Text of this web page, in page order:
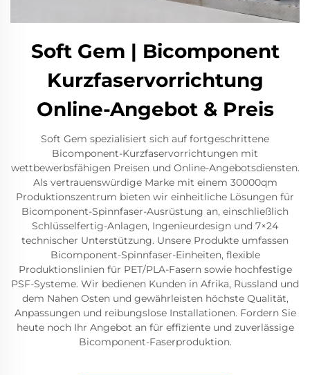
Soft Gem | Bicomponent
Kurzfaservorrichtung
Online-Angebot & Preis
Soft Gem spezialisiert sich auf fortgeschrittene
Bicomponent-Kurzfaservorrichtungen mit
wettbewerbsfähigen Preisen und Online-Angebotsdiensten.
Als vertrauenswürdige Marke mit einem 30000qm
Produktionszentrum bieten wir einheitliche Lösungen für
Bicomponent-Spinnfaser-Ausrüstung an, einschließlich
Schlüsselfertig-Anlagen, Ingenieurdesign und 7×24
technischer Unterstützung. Unsere Produkte umfassen
Bicomponent-Spinnfaser-Einheiten, flexible
Produktionslinien für PET/PLA-Fasern sowie hochfestige
PSF-Systeme. Wir bedienen Kunden in Afrika, Russland und
dem Nahen Osten und gewährleisten höchste Qualität,
Anpassungen und reibungslose Installationen. Fordern Sie
heute noch Ihr Angebot an für effiziente und zuverlässige
Bicomponent-Faserproduktion.